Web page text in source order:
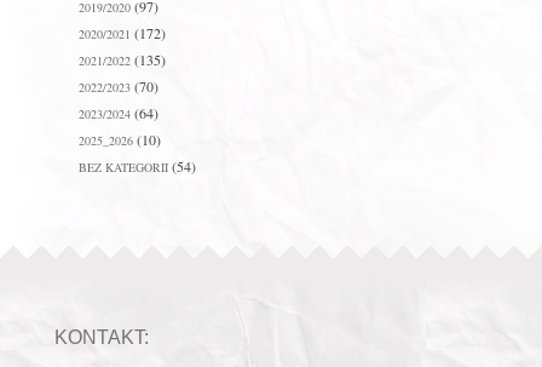
2019/2020(97)
2020/2021 (172)
2021/2022(135)
2022/2023(70)
2023/2024(64)
2025_2026(10)
BEZ KATEGORII(54)
KONTAKT: